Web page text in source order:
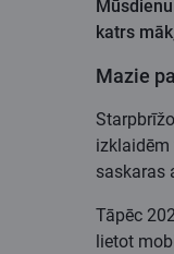
katrs
Mazie
saskaras
Tāpēc
lietot